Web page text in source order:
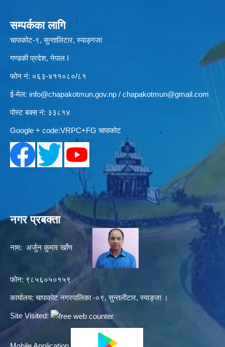
सम्पर्कका लागि
चापाकोट-९, सुन्तालिटार, स्याङ्गजा
गण्डकी प्रदेश, नेपाल I
फोन नं: ०६३-४११०८०/८१
ई-मेल: info@chapakotmun.gov.np / chapakotmun@gmail.com
पोस्ट बक्स नं: ३३८१४
Google + code:VRPC+FG चापाकोट
नगर प्रबक्ता
नाम: अर्जुन कुमार खाँण
फोन: ९८५६०५०१५९
कार्यालय: चापाकोट नगरपालिका -०९, सुन्तलीटार, स्याङ्जा ।
Site Visited: